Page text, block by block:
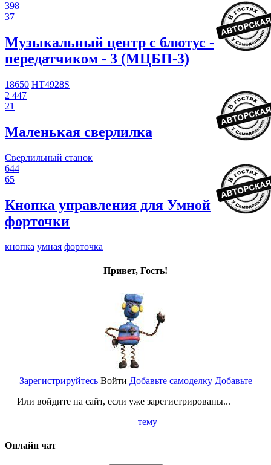
398
37
Музыкальный центр с блютус -
передатчиком - 3 (МЦБП-3)
18650 HT4928S
2 447
21
Маленькая сверлилка
Сверлильный станок
644
65
Кнопка управления для Умной
форточки
кнопка умная форточка
Привет, Гость!
Зарегистрируйтесь
Или войдите на сайт, если уже зарегистрированы...
Войти Добавьте самоделку Добавьте
тему
Онлайн чат